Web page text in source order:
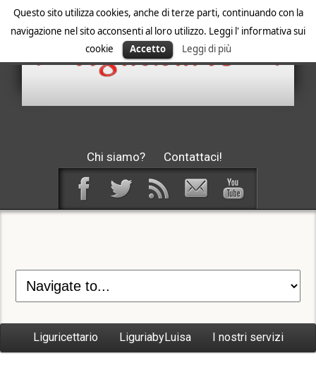
Questo sito utilizza cookies, anche di terze parti, continuando con la
navigazione nel sito acconsenti al loro utilizzo. Leggi l' informativa sui
cookie
Accetto Leggi di più
Chi siamo? Contattaci!
Liguricettario LiguriabyLuisa I nostri servizi